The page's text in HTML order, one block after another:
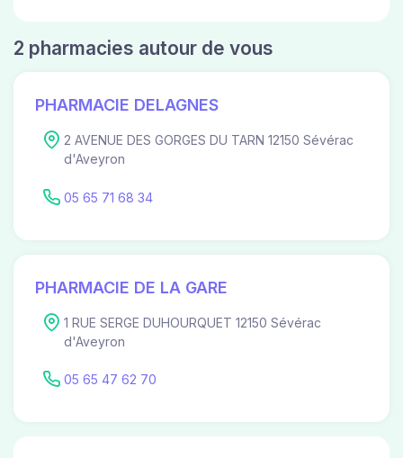
2 pharmacies autour de vous
PHARMACIE DELAGNES
2 AVENUE DES GORGES DU TARN 12150 Sévérac
d'Aveyron
05 65 71 68 34
PHARMACIE DE LA GARE
1 RUE SERGE DUHOURQUET 12150 Sévérac
d'Aveyron
05 65 47 62 70